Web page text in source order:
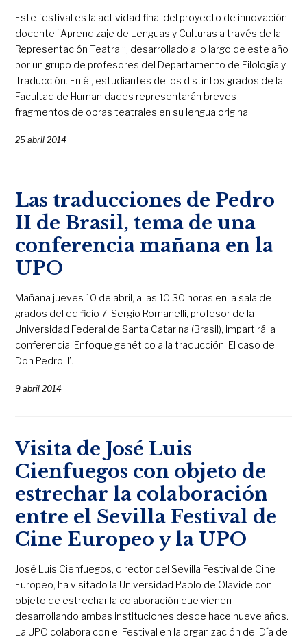
Este festival es la actividad final del proyecto de innovación
docente “Aprendizaje de Lenguas y Culturas a través de la
Representación Teatral”, desarrollado a lo largo de este año
por un grupo de profesores del Departamento de Filología y
Traducción. En él, estudiantes de los distintos grados de la
Facultad de Humanidades representarán breves
fragmentos de obras teatrales en su lengua original.
25 abril 2014
Las traducciones de Pedro
II de Brasil, tema de una
conferencia mañana en la
UPO
Mañana jueves 10 de abril, a las 10.30 horas en la sala de
grados del edificio 7, Sergio Romanelli, profesor de la
Universidad Federal de Santa Catarina (Brasil), impartirá la
conferencia ‘Enfoque genético a la traducción: El caso de
Don Pedro II’.
9 abril 2014
Visita de José Luis
Cienfuegos con objeto de
estrechar la colaboración
entre el Sevilla Festival de
Cine Europeo y la UPO
José Luis Cienfuegos, director del Sevilla Festival de Cine
Europeo, ha visitado la Universidad Pablo de Olavide con
objeto de estrechar la colaboración que vienen
desarrollando ambas instituciones desde hace nueve años.
La UPO colabora con el Festival en la organización del Día de